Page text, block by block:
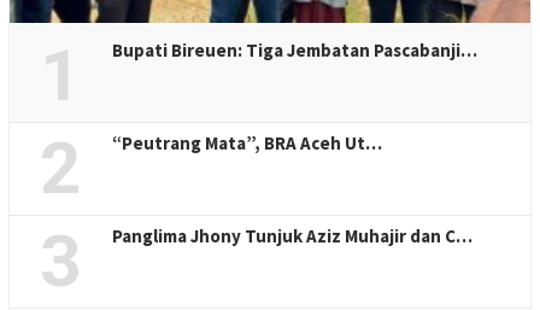
1 Bupati Bireuen: Tiga Jembatan Pascabanji…
2 “Peutrang Mata”, BRA Aceh Ut…
3 Panglima Jhony Tunjuk Aziz Muhajir dan C…